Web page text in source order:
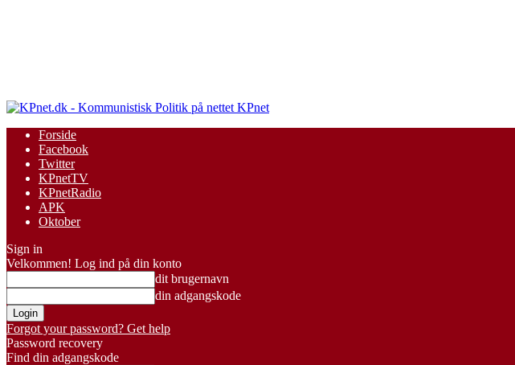
KPnet
Forside
Facebook
Twitter
KPnetTV
KPnetRadio
APK
Oktober
Sign in
Velkommen! Log ind på din konto
dit brugernavn
din adgangskode
Forgot your password? Get help
Password recovery
Find din adgangskode